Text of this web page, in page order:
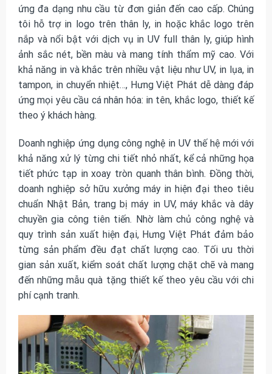
ứng đa dạng nhu cầu từ đơn giản đến cao cấp. Chúng
tôi hỗ trợ in logo trên thân ly, in hoặc khắc logo trên
nắp và nổi bật với dịch vụ in UV full thân ly, giúp hình
ảnh sắc nét, bền màu và mang tính thẩm mỹ cao. Với
khả năng in và khắc trên nhiều vật liệu như UV, in lụa, in
tampon, in chuyển nhiệt…, Hưng Việt Phát dễ dàng đáp
ứng mọi yêu cầu cá nhân hóa: in tên, khắc logo, thiết kế
theo ý khách hàng.
Doanh nghiệp ứng dụng công nghệ in UV thế hệ mới với
khả năng xử lý từng chi tiết nhỏ nhất, kể cả những họa
tiết phức tạp in xoay tròn quanh thân bình. Đồng thời,
doanh nghiệp sở hữu xưởng máy in hiện đại theo tiêu
chuẩn Nhật Bản, trang bị máy in UV, máy khắc và dây
chuyền gia công tiên tiến. Nhờ làm chủ công nghệ và
quy trình sản xuất hiện đại, Hưng Việt Phát đảm bảo
từng sản phẩm đều đạt chất lượng cao. Tối ưu thời
gian sản xuất, kiểm soát chất lượng chặt chẽ và mang
đến những mẫu quà tặng thiết kế theo yêu cầu với chi
phí cạnh tranh.